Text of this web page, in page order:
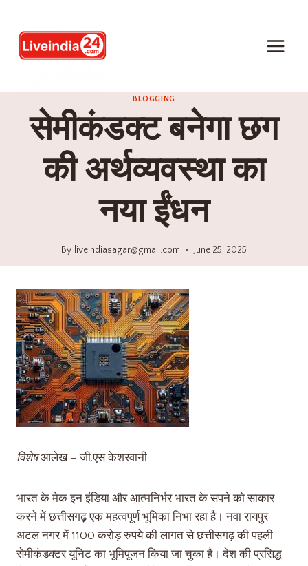
BLOGGING
सेमीकंडक्ट बनेगा छग
की अर्थव्यवस्था का
नया ईंधन
By liveindiasagar@gmail.com June 25, 2025
विशेषआलेख – जी.एस केशरवानी
भारत के मेक इन इंडिया और आत्मनिर्भर भारत के सपने को साकार
करने में छत्तीसगढ़ एक महत्वपूर्ण भूमिका निभा रहा है। नवा रायपुर
अटल नगर में 1100 करोड़ रुपये की लागत से छत्तीसगढ़ की पहली
सेमीकंडक्टर यूनिट का भूमिपूजन किया जा चुका है। देश की प्रसिद्ध